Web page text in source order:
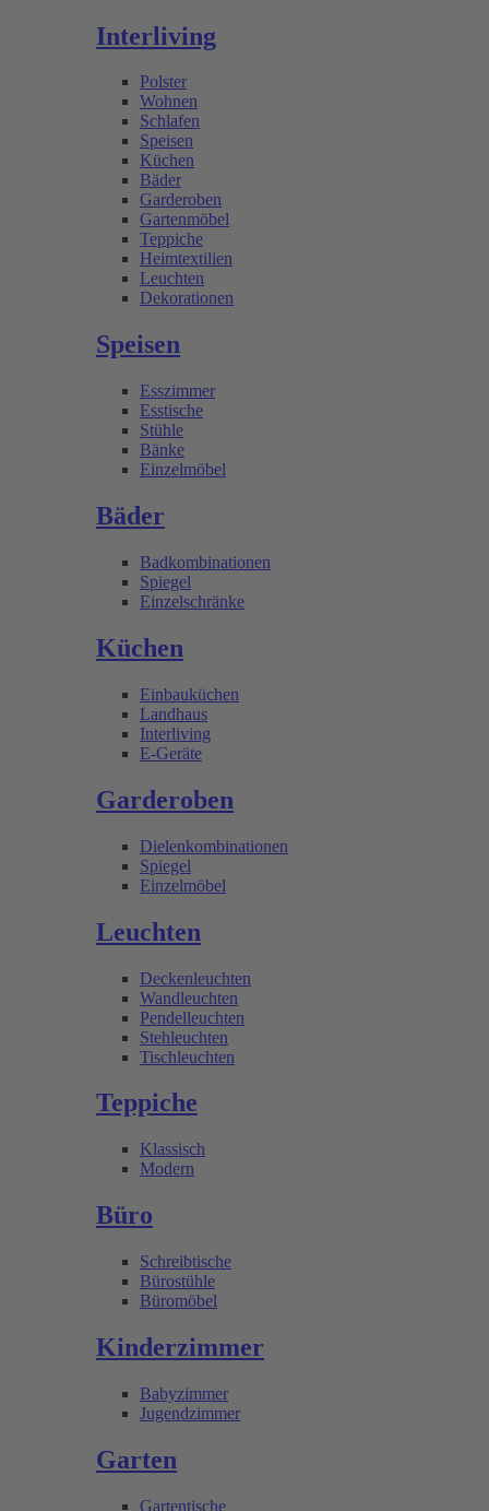
Interliving
Polster
Wohnen
Schlafen
Speisen
Küchen
Bäder
Garderoben
Gartenmöbel
Teppiche
Heimtextilien
Leuchten
Dekorationen
Speisen
Esszimmer
Esstische
Stühle
Bänke
Einzelmöbel
Bäder
Badkombinationen
Spiegel
Einzelschränke
Küchen
Einbauküchen
Landhaus
Interliving
E-Geräte
Garderoben
Dielenkombinationen
Spiegel
Einzelmöbel
Leuchten
Deckenleuchten
Wandleuchten
Pendelleuchten
Stehleuchten
Tischleuchten
Teppiche
Klassisch
Modern
Büro
Schreibtische
Bürostühle
Büromöbel
Kinderzimmer
Babyzimmer
Jugendzimmer
Garten
Gartentische